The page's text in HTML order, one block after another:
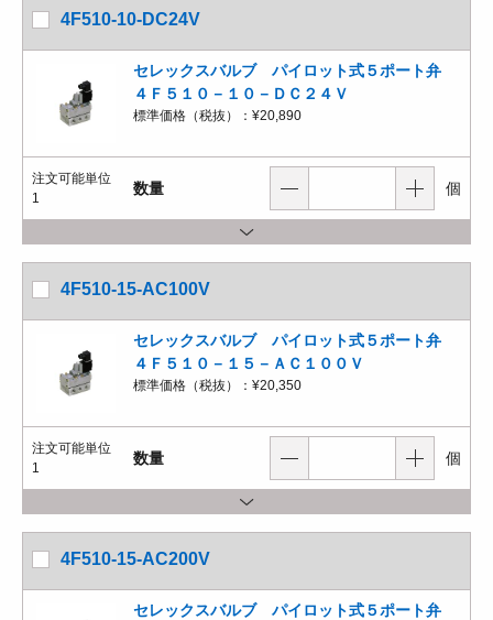
4F510-10-DC24V
セレックスバルブ パイロット式５ポート弁
４Ｆ５１０－１０－ＤＣ２４Ｖ
標準価格（税抜）： ¥20,890
注文可能単位
1
数量 個
4F510-15-AC100V
セレックスバルブ パイロット式５ポート弁
４Ｆ５１０－１５－ＡＣ１００Ｖ
標準価格（税抜）： ¥20,350
注文可能単位
1
数量 個
4F510-15-AC200V
セレックスバルブ パイロット式５ポート弁